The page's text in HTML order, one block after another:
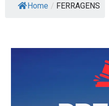
Home / FERRAGENS